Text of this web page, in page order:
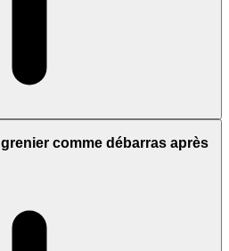
comme débarras après